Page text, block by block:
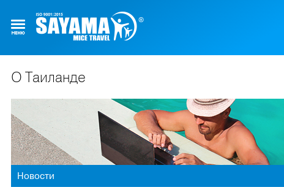
О Таиланде
Новости